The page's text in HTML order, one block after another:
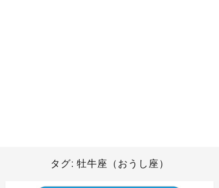
タグ: 牡牛座（おうし座）